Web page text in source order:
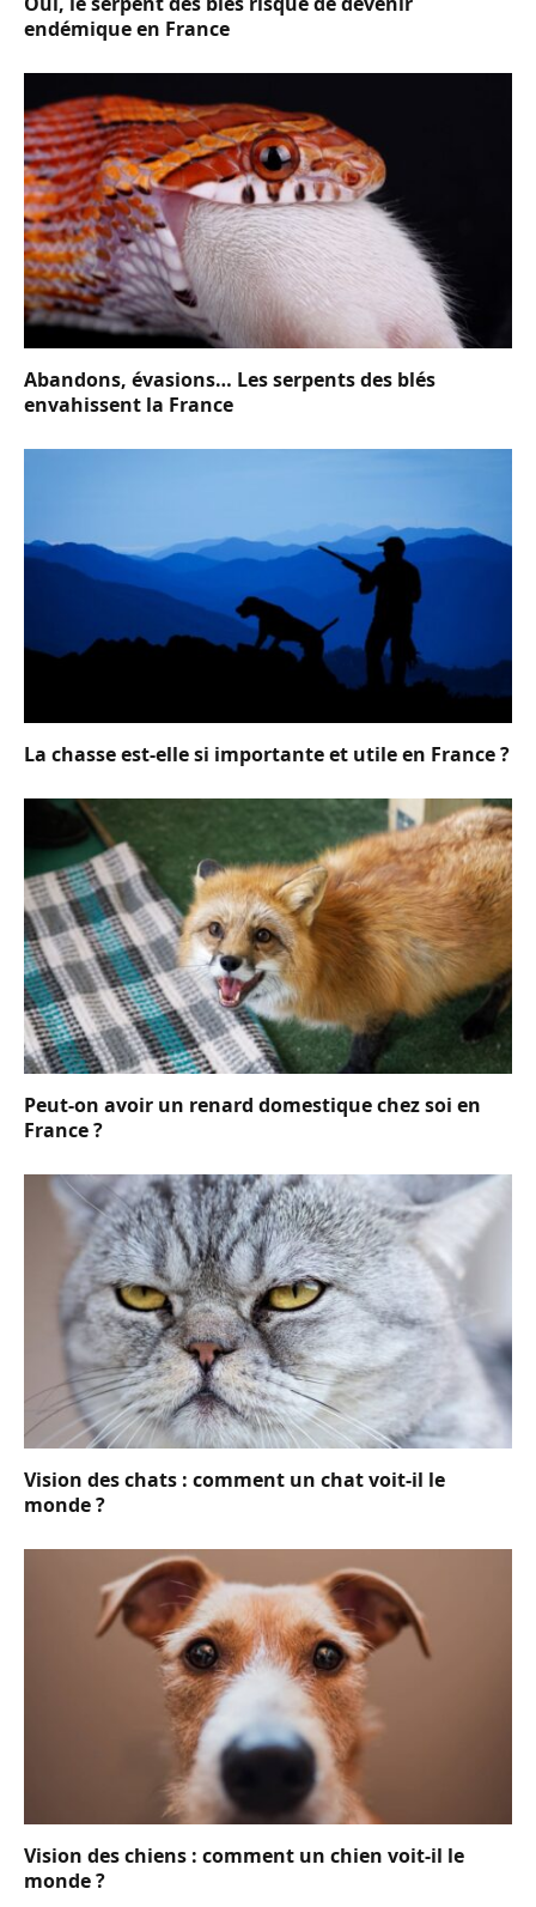
endémique en France
Abandons, évasions… Les serpents des blés
envahissent la France
La chasse est-elle si importante et utile en France ?
Peut-on avoir un renard domestique chez soi en
France ?
Vision des chats : comment un chat voit-il le
monde ?
Vision des chiens : comment un chien voit-il le
monde ?